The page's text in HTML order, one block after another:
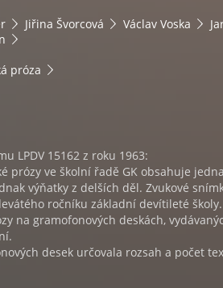
Jiřina Švorcová Václav Voska
próza
LPDV 15162 z roku 1963:
prózy ve školní řadě GK obsahuje
výňatky z delších děl. Zvukové
ročníku základní devítileté
na gramofonových deskách,
desek určovala rozsah a počet
která je stanovena učebními